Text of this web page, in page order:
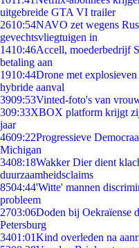
uitgebreide GTA VI trailer
2610:54NAVO zet wegens
gevechtsvliegtuigen in
1410:46Accell, moederbedrijf
betaling aan
1910:44Drone met
hybride aanval
3909:53Vinted-foto's van
309:33XBOX platform krijgt
jaar
4609:22Progressieve
Michigan
3408:18Wakker Dier dient
duurzaamheidsclaims
8504:44'Witte' mannen
probleem
2703:06Doden bij Oekraïense
Petersburg
3401:01Kind overleden na